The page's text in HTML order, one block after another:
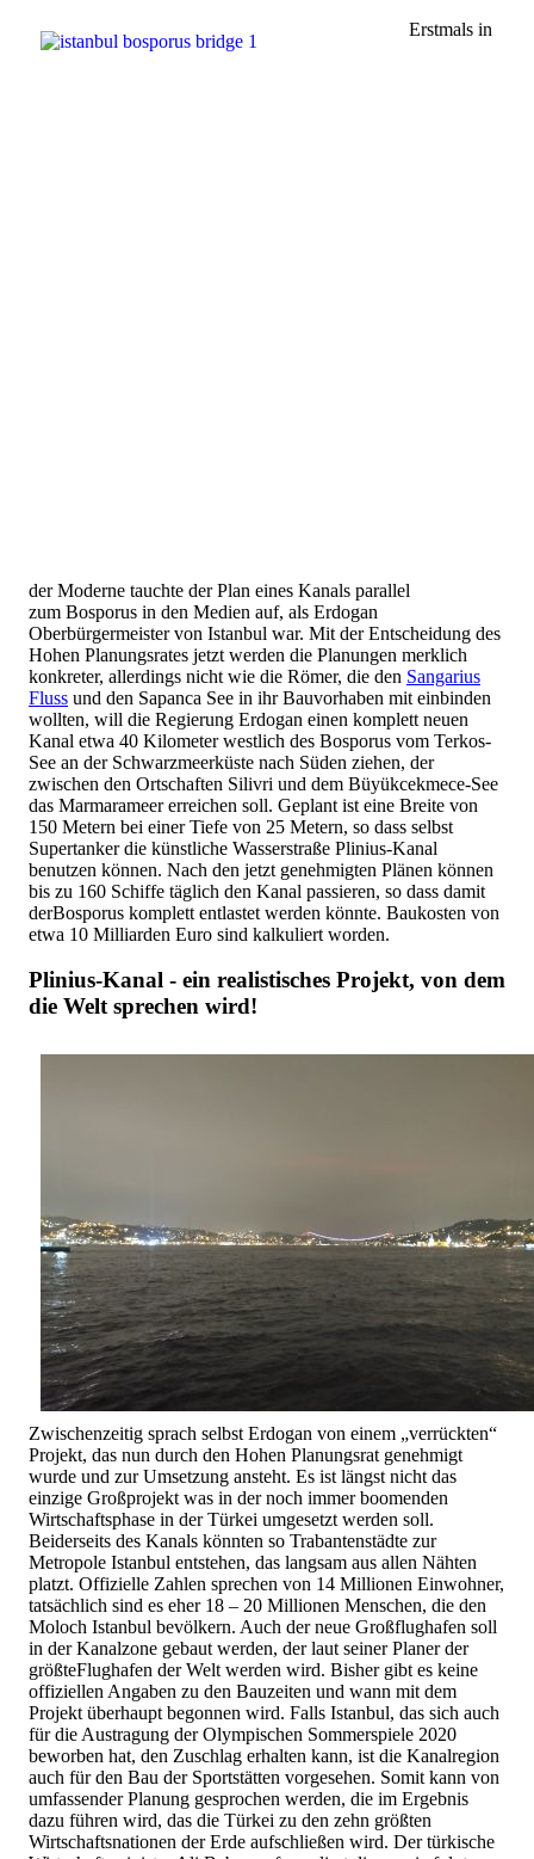
Erstmals in
der Moderne tauchte der Plan eines Kanals parallel
zum Bosporus in den Medien auf, als Erdogan
Oberbürgermeister von Istanbul war. Mit der Entscheidung des
Hohen Planungsrates jetzt werden die Planungen merklich
konkreter, allerdings nicht wie die Römer, die den Sangarius
Fluss und den Sapanca See in ihr Bauvorhaben mit einbinden
wollten, will die Regierung Erdogan einen komplett neuen
Kanal etwa 40 Kilometer westlich des Bosporus vom Terkos-
See an der Schwarzmeerküste nach Süden ziehen, der
zwischen den Ortschaften Silivri und dem Büyükcekmece-See
das Marmarameer erreichen soll. Geplant ist eine Breite von
150 Metern bei einer Tiefe von 25 Metern, so dass selbst
Supertanker die künstliche Wasserstraße Plinius-Kanal
benutzen können. Nach den jetzt genehmigten Plänen können
bis zu 160 Schiffe täglich den Kanal passieren, so dass damit
derBosporus komplett entlastet werden könnte. Baukosten von
etwa 10 Milliarden Euro sind kalkuliert worden.
Plinius-Kanal - ein realistisches Projekt, von dem
die Welt sprechen wird!
Zwischenzeitig sprach selbst Erdogan von einem „verrückten“
Projekt, das nun durch den Hohen Planungsrat genehmigt
wurde und zur Umsetzung ansteht. Es ist längst nicht das
einzige Großprojekt was in der noch immer boomenden
Wirtschaftsphase in der Türkei umgesetzt werden soll.
Beiderseits des Kanals könnten so Trabantenstädte zur
Metropole Istanbul entstehen, das langsam aus allen Nähten
platzt. Offizielle Zahlen sprechen von 14 Millionen Einwohner,
tatsächlich sind es eher 18 – 20 Millionen Menschen, die den
Moloch Istanbul bevölkern. Auch der neue Großflughafen soll
in der Kanalzone gebaut werden, der laut seiner Planer der
größteFlughafen der Welt werden wird. Bisher gibt es keine
offiziellen Angaben zu den Bauzeiten und wann mit dem
Projekt überhaupt begonnen wird. Falls Istanbul, das sich auch
für die Austragung der Olympischen Sommerspiele 2020
beworben hat, den Zuschlag erhalten kann, ist die Kanalregion
auch für den Bau der Sportstätten vorgesehen. Somit kann von
umfassender Planung gesprochen werden, die im Ergebnis
dazu führen wird, das die Türkei zu den zehn größten
Wirtschaftsnationen der Erde aufschließen wird. Der türkische